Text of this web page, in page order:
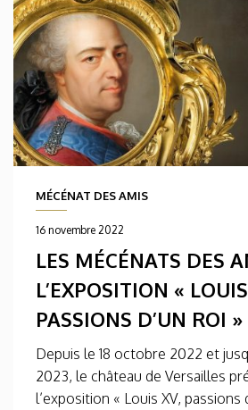
MÉCÉNAT DES AMIS
16 novembre 2022
LES MÉCÉNATS DES
L’EXPOSITION «
PASSIONS D’UN ROI »
Depuis le 18 octobre 2022 et
2023, le château de Versailles
l’exposition « Louis XV, passions